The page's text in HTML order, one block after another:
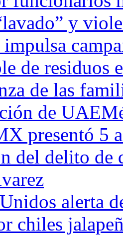
y
de residuos
de las
de
presentó 5
del delito de
alerta
chiles